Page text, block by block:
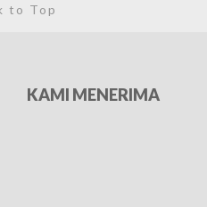
to Top
KAMI MENERIMA